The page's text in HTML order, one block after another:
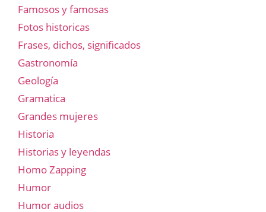
Famosos y famosas
Fotos historicas
Frases, dichos, significados
Gastronomía
Geología
Gramatica
Grandes mujeres
Historia
Historias y leyendas
Homo Zapping
Humor
Humor audios